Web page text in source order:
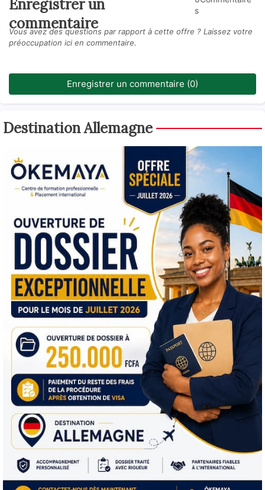
Enregistrer un
commentaire
s
Vous avez des questions par rapport à cette offre ? Laissez votre
préoccupation ici en commentaire.
Enregistrer un commentaire (0)
Destination Allemagne